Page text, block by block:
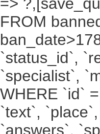
FROM
`status_id`,
`specialist`,
WHERE `id`
`text`,
`answers`,